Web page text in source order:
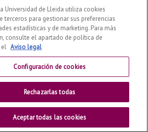
Ciencia e Ingeniería Forestal y Agrícola
973 702 524
Universidad de Lleida utiliza cookies
terceros para gestionar sus preferencias
estadísticas y de marketing. Para más
consulte el apartado de política de
el Aviso legal
Configuración de cookies
Rechazarlas todas
Aceptar todas las cookies